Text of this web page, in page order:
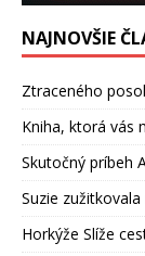
NAJNOVŠIE
Ztraceného
Kniha, ktorá vás
Skutočný príbeh
Suzie
Horkýže Slíže